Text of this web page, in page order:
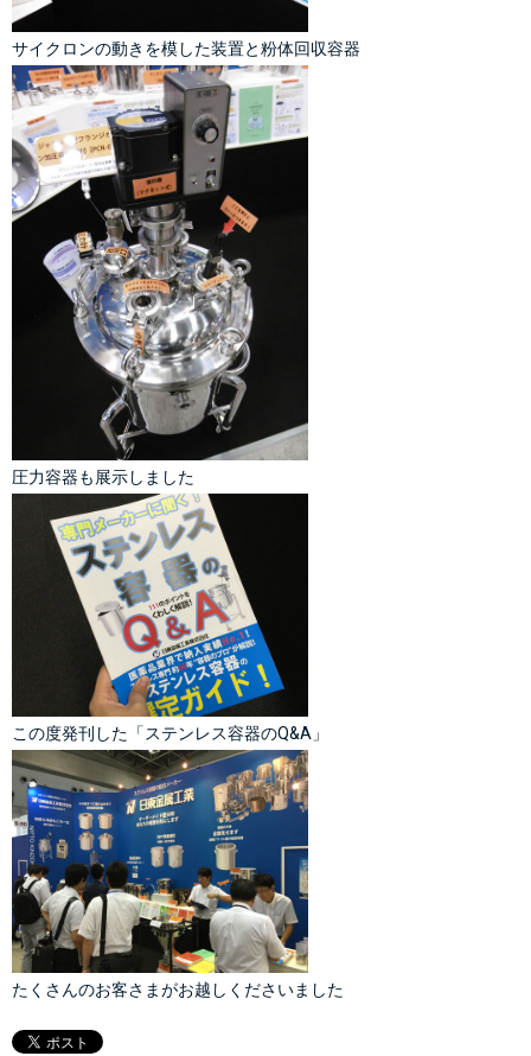
サイクロンの動きを模した装置と粉体回収容器
圧力容器も展示しました
この度発刊した「 ステンレス容器のQ&A 」
たくさんのお客さまがお越しくださいました